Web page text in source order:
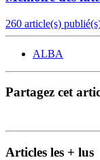
260 article(s)
ALBA
Partagez cet
Articles les + lus